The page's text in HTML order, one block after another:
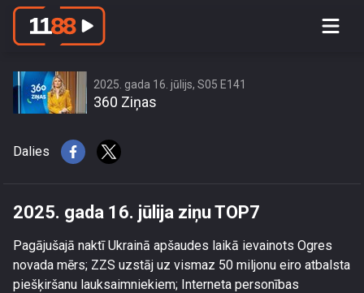
2025. gada 16. jūlijs, S05 E141
360 Ziņas
Dalies
2025. gada 16. jūlija ziņu TOP7
Pagājušajā naktī Ukrainā apšaudes laikā ievainots Ogres
novada mērs; ZZS uzstāj uz vismaz 50 miljonu eiro atbalsta
piešķiršanu lauksaimniekiem; Interneta personības